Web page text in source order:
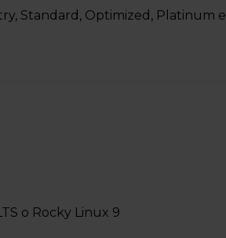
Standard, Optimized, Platinum e
o Rocky Linux 9